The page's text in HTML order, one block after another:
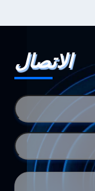
الاتصال